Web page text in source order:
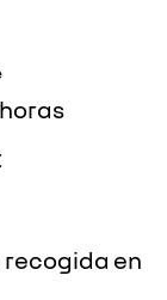
recogida en